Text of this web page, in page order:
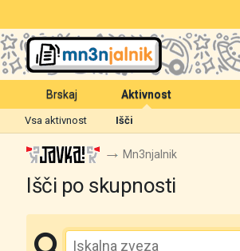
Brskaj Aktivnost
Vsa aktivnost Išči
Mn3njalnik
Išči po skupnosti